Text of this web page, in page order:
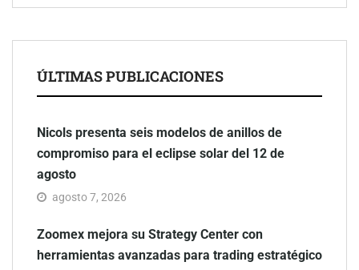
ÚLTIMAS PUBLICACIONES
Nicols presenta seis modelos de anillos de
compromiso para el eclipse solar del 12 de
agosto
agosto 7, 2026
Zoomex mejora su Strategy Center con
herramientas avanzadas para trading estratégico